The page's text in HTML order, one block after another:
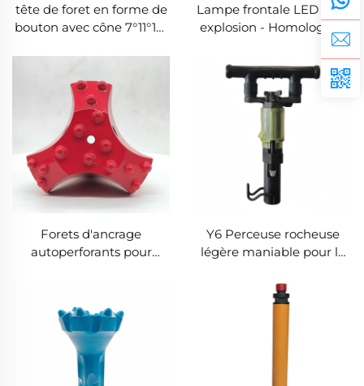
tête de foret en forme de
bouton avec cône 7°11°12°
Lampe frontale LED anti-
explosion - Homologuée
sûre pour les mines de
charbon, les tunnels et les
interventions d'urgence |
Lampe de mineur
rechargeable avec longue
autonomie
Forets d'ancrage
autoperforants pour
Fondations et énergie
éolienne
Y6 Perceuse rocheuse
légère maniable pour le
granit/marbre |
Seulement 6kg